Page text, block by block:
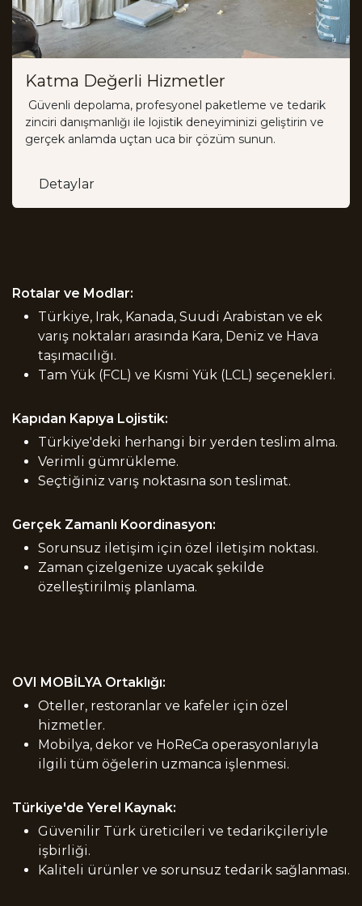
Katma Değerli Hizmetler
Güvenli depolama, profesyonel paketleme ve tedarik
zinciri danışmanlığı ile lojistik deneyiminizi geliştirin ve
gerçek anlamda uçtan uca bir çözüm sunun.
Detaylar
Rotalar ve Modlar:
Türkiye, Irak, Kanada, Suudi Arabistan ve ek
varış noktaları arasında Kara, Deniz ve Hava
taşımacılığı.
Tam Yük (FCL) ve Kısmi Yük (LCL) seçenekleri.
Kapıdan Kapıya Lojistik:
Türkiye'deki herhangi bir yerden teslim alma.
Verimli gümrükleme.
Seçtiğiniz varış noktasına son teslimat.
Gerçek Zamanlı Koordinasyon:
Sorunsuz iletişim için özel iletişim noktası.
Zaman çizelgenize uyacak şekilde
özelleştirilmiş planlama.
OVI MOBİLYA Ortaklığı:
Oteller, restoranlar ve kafeler için özel
hizmetler.
Mobilya, dekor ve HoReCa operasyonlarıyla
ilgili tüm öğelerin uzmanca işlenmesi.
Türkiye'de Yerel Kaynak:
Güvenilir Türk üreticileri ve tedarikçileriyle
işbirliği.
Kaliteli ürünler ve sorunsuz tedarik sağlanması.